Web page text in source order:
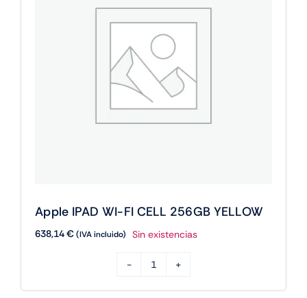
cantidad
Apple IPAD WI-FI CELL 256GB YELLOW
638,14€(IVA incluido) Sin existencias
IPAD